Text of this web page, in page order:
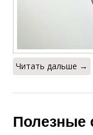
Читать дальше →
Полезные